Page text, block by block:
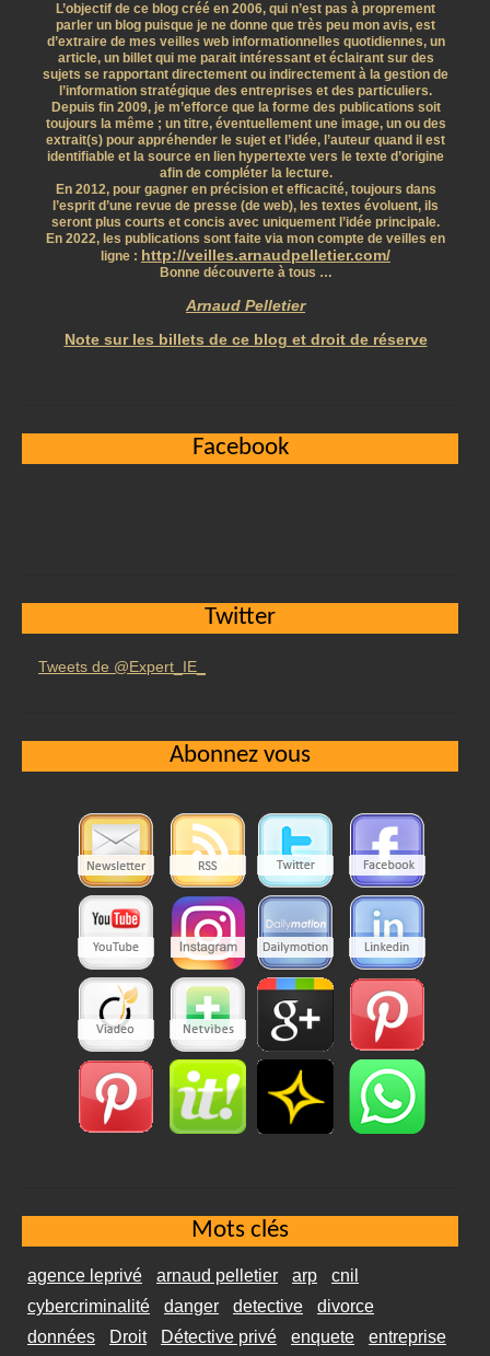
L’objectif de ce blog créé en 2006, qui n’est pas à proprement
parler un blog puisque je ne donne que très peu mon avis, est
d’extraire de mes veilles web informationnelles quotidiennes, un
article, un billet qui me parait intéressant et éclairant sur des
sujets se rapportant directement ou indirectement à la gestion de
l’information stratégique des entreprises et des particuliers.
Depuis fin 2009, je m’efforce que la forme des publications soit
toujours la même ; un titre, éventuellement une image, un ou des
extrait(s) pour appréhender le sujet et l’idée, l’auteur quand il est
identifiable et la source en lien hypertexte vers le texte d’origine
afin de compléter la lecture.
En 2012, pour gagner en précision et efficacité, toujours dans
l’esprit d’une revue de presse (de web), les textes évoluent, ils
seront plus courts et concis avec uniquement l’idée principale.
En 2022, les publications sont faite via mon compte de veilles en
ligne : http://veilles.arnaudpelletier.com/
Bonne découverte à tous …
Arnaud Pelletier
Note sur les billets de ce blog et droit de réserve
Facebook
Twitter
Tweets de @Expert_IE_
Abonnez vous
Mots clés
agence leprivé arnaud pelletier arp
cnil
cybercriminalité
danger detective
divorce
données
Droit Détective privé enquete entreprise